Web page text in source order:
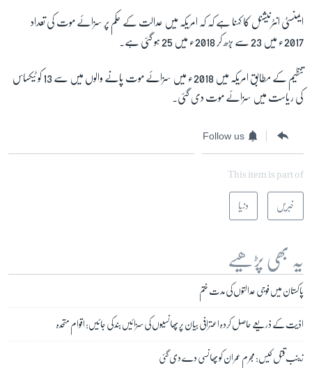
ایمنسٹی انٹرنیشنل کا کہنا ہے کہ کہ امریکہ میں عدالت کے حکم پر سزائے موت کی تعداد
2017ء میں 23 سے بڑھ کر 2018ء میں 25 ہو گئی ہے۔
تنظیم کے مطابق امریکہ میں 2018ء میں سزائے موت پانے والوں میں سے 13 کو ٹیکساس
کی ریاست میں سزائے موت دی گئی۔
Follow us
This item is part of
خبریں دنیا
یہ بھی پڑھیے
پاکستان میں فوجی عدالتوں کی مدت ختم
اذیت کے ذریعے حاصل کردہ اعترافی بیان پر پھانسیوں کی سزائیں بند کی جائیں: اقوام متحدہ
زینب قتل کیس: مجرم عمران کو پھانسی دے دی گئی